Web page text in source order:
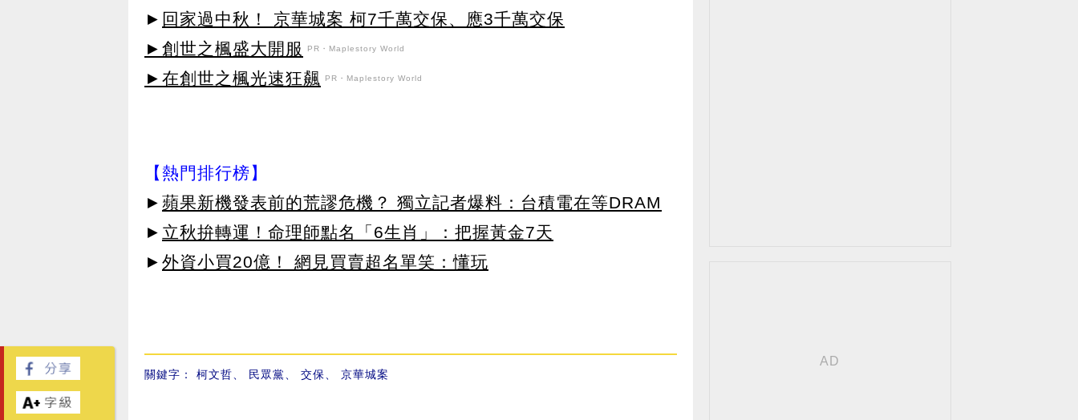
► 回家過中秋！ 京華城案 柯7千萬交保、應3千萬交保
►創世之楓盛大開服
PR・Maplestory World
►在創世之楓光速狂飆 PR・Maplestory World
【熱門排行榜】
► 蘋果新機發表前的荒謬危機？ 獨立記者爆料：台積電在等DRAM
► 立秋拚轉運！命理師點名「6生肖」：把握黃金7天
► 外資小買20億！ 網見買賣超名單笑：懂玩
關鍵字： 柯文哲 民眾黨 交保 京華城案